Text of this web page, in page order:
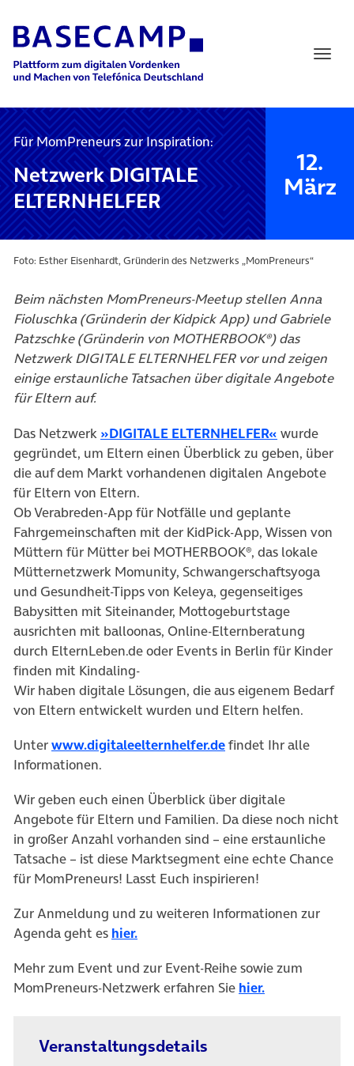
Main Navigation
Für MomPreneurs zur Inspiration:
Netzwerk DIGITALE
ELTERNHELFER
12.
März
Foto: Esther Eisenhardt, Gründerin des Netzwerks „MomPreneurs“
Beim nächsten MomPreneurs-Meetup stellen Anna
Fioluschka (Gründerin der Kidpick App) und Gabriele
Patzschke (Gründerin von MOTHERBOOK®) das
Netzwerk DIGITALE ELTERNHELFER vor und zeigen
einige erstaunliche Tatsachen über digitale Angebote
für Eltern auf.
Das Netzwerk »DIGITALE ELTERNHELFER« wurde
gegründet, um Eltern einen Überblick zu geben, über
die auf dem Markt vorhandenen digitalen Angebote
für Eltern von Eltern.
Ob Verabreden-App für Notfälle und geplante
Fahrgemeinschaften mit der KidPick-App, Wissen von
Müttern für Mütter bei MOTHERBOOK®, das lokale
Mütternetzwerk Momunity, Schwangerschaftsyoga
und Gesundheit-Tipps von Keleya, gegenseitiges
Babysitten mit Siteinander, Mottogeburtstage
ausrichten mit balloonas, Online-Elternberatung
durch ElternLeben.de oder Events in Berlin für Kinder
finden mit Kindaling-
Wir haben digitale Lösungen, die aus eigenem Bedarf
von Eltern entwickelt wurden und Eltern helfen.
Unterwww.digitaleelternhelfer.defindet Ihr alle
Informationen.
Wir geben euch einen Überblick über digitale
Angebote für Eltern und Familien. Da diese noch nicht
in großer Anzahl vorhanden sind – eine erstaunliche
Tatsache – ist diese Marktsegment eine echte Chance
für MomPreneurs! Lasst Euch inspirieren!
Zur Anmeldung und zu weiteren Informationen zur
Agenda geht es hier.
Mehr zum Event und zur Event-Reihe sowie zum
MomPreneurs-Netzwerk erfahren Sie hier.
Veranstaltungsdetails